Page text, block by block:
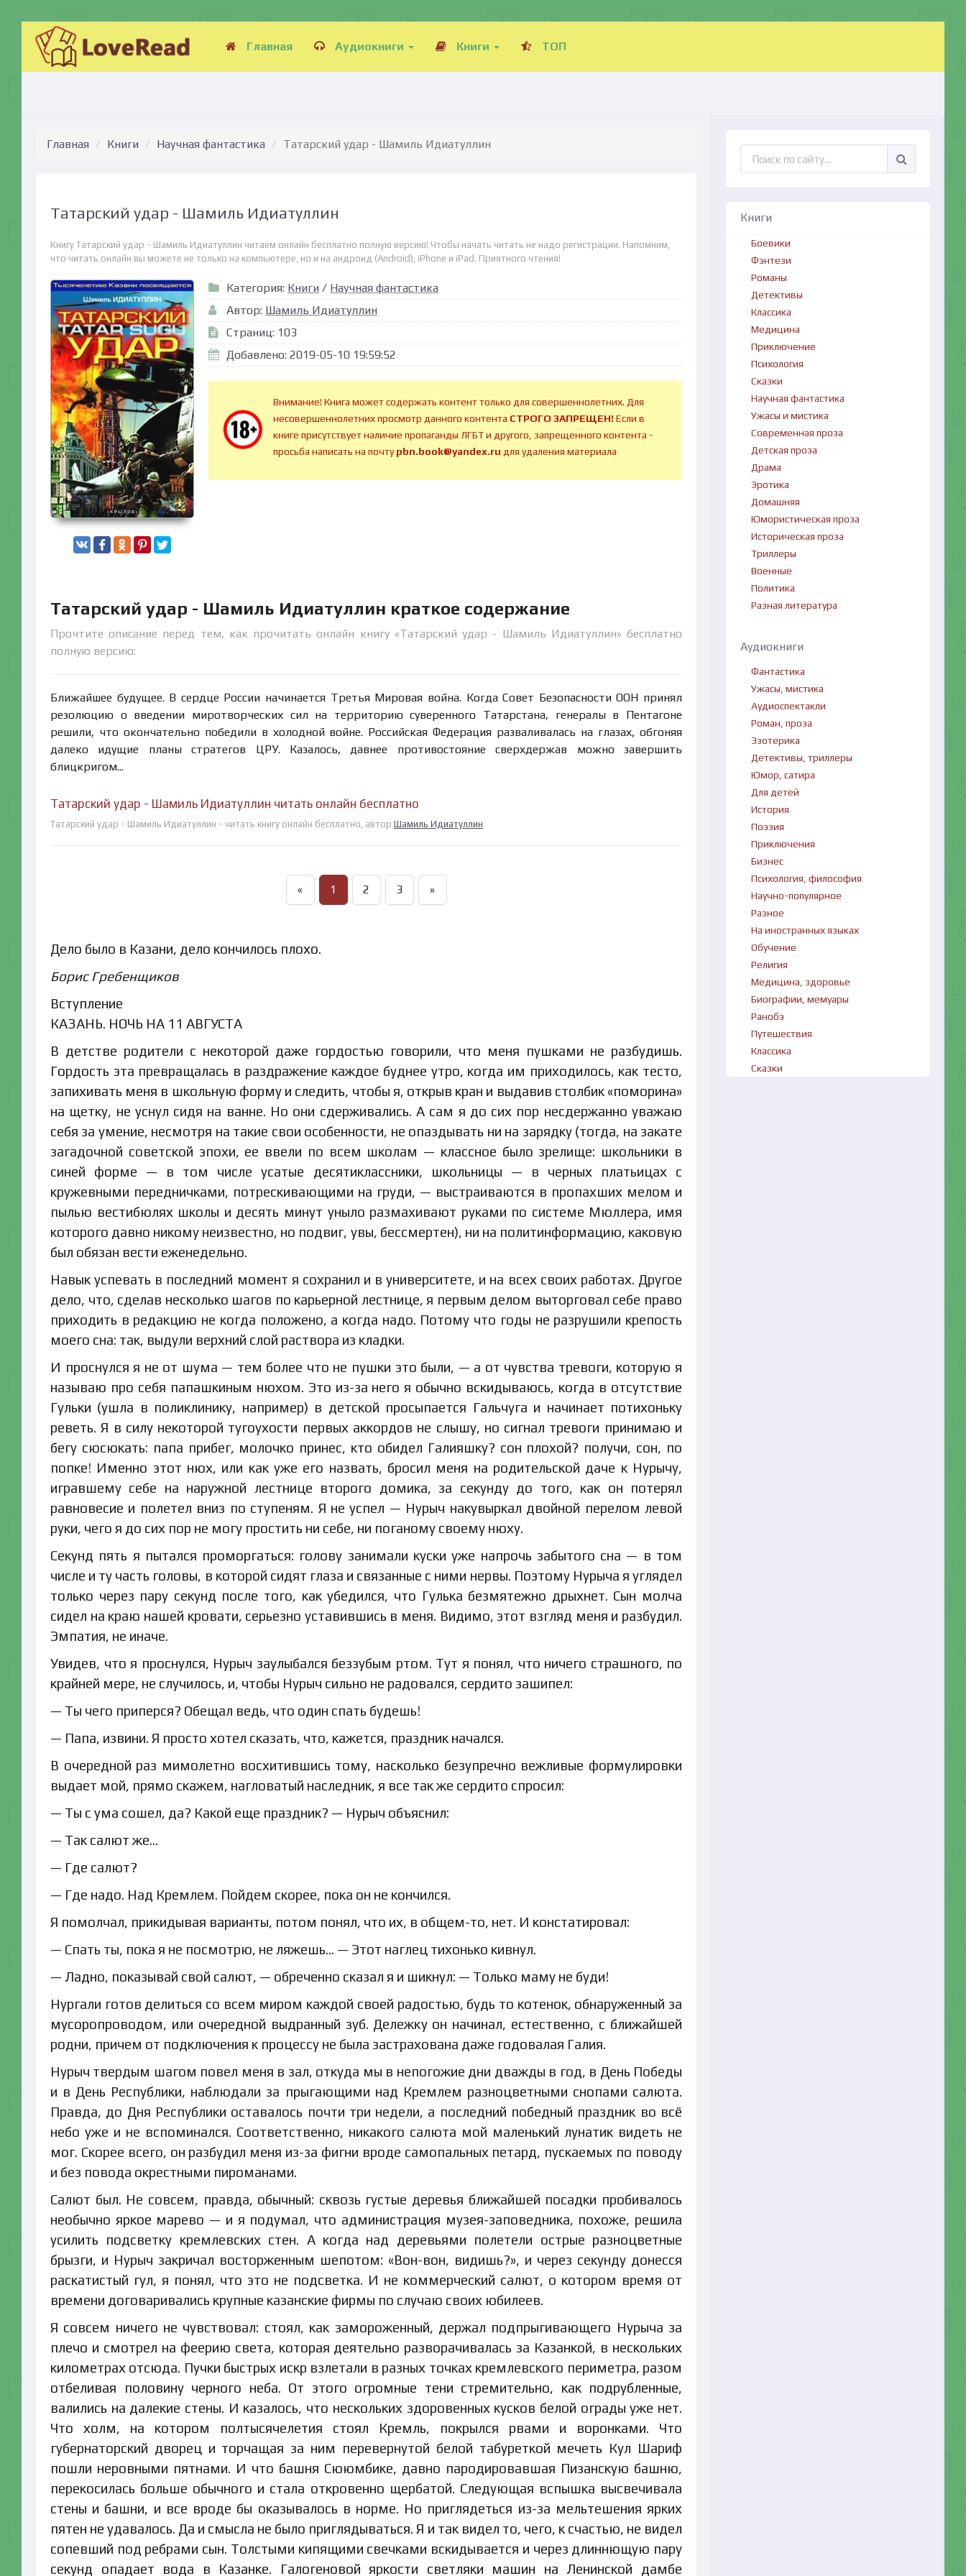
Главная Аудиокниги Книги ТОП
Главная Книги Научная фантастика Татарский удар - Шамиль Идиатуллин
Татарский удар - Шамиль Идиатуллин
Книгу Татарский удар - Шамиль Идиатуллин читаем онлайн бесплатно полную версию! Чтобы начать читать не надо регистрации. Напомним,
что читать онлайн вы можете не только на компьютере, но и на андроид (Android), iPhone и iPad. Приятного чтения!
Категория: Книги / Научная фантастика
Автор: Шамиль Идиатуллин
Страниц: 103
Добавлено: 2019-05-10 19:59:52
Внимание! Книга может содержать контент только для совершеннолетних. Для
несовершеннолетних просмотр данного контента СТРОГО ЗАПРЕЩЕН!Если в
книге присутствует наличие пропаганды ЛГБТ и другого, запрещенного контента -
просьба написать на почтуpbn.book@yandex.ru для удаления материала
Татарский удар - Шамиль Идиатуллин краткое содержание
Прочтите описание перед тем, как прочитать онлайн книгу «Татарский удар - Шамиль Идиатуллин» бесплатно
полную версию:
Ближайшее будущее. В сердце России начинается Третья Мировая война. Когда Совет Безопасности ООН принял
резолюцию о введении миротворческих сил на территорию суверенного Татарстана, генералы в Пентагоне
решили, что окончательно победили в холодной войне. Российская Федерация разваливалась на глазах, обгоняя
далеко идущие планы стратегов ЦРУ. Казалось, давнее противостояние сверхдержав можно завершить
блицкригом...
Татарский удар - Шамиль Идиатуллин читать онлайн бесплатно
Татарский удар - Шамиль Идиатуллин - читать книгу онлайн бесплатно, автор Шамиль Идиатуллин
« 1 2 3 »
Дело было в Казани, дело кончилось плохо.
Борис Гребенщиков
Вступление
КАЗАНЬ. НОЧЬ НА 11 АВГУСТА
В детстве родители с некоторой даже гордостью говорили, что меня пушками не разбудишь.
Гордость эта превращалась в раздражение каждое буднее утро, когда им приходилось, как тесто,
запихивать меня в школьную форму и следить, чтобы я, открыв кран и выдавив столбик «поморина»
на щетку, не уснул сидя на ванне. Но они сдерживались. А сам я до сих пор несдержанно уважаю
себя за умение, несмотря на такие свои особенности, не опаздывать ни на зарядку (тогда, на закате
загадочной советской эпохи, ее ввели по всем школам — классное было зрелище: школьники в
синей форме — в том числе усатые десятиклассники, школьницы — в черных платьицах с
кружевными передничками, потрескивающими на груди, — выстраиваются в пропахших мелом и
пылью вестибюлях школы и десять минут уныло размахивают руками по системе Мюллера, имя
которого давно никому неизвестно, но подвиг, увы, бессмертен), ни на политинформацию, каковую
был обязан вести еженедельно.
Навык успевать в последний момент я сохранил и в университете, и на всех своих работах. Другое
дело, что, сделав несколько шагов по карьерной лестнице, я первым делом выторговал себе право
приходить в редакцию не когда положено, а когда надо. Потому что годы не разрушили крепость
моего сна: так, выдули верхний слой раствора из кладки.
И проснулся я не от шума — тем более что не пушки это были, — а от чувства тревоги, которую я
называю про себя папашкиным нюхом. Это из-за него я обычно вскидываюсь, когда в отсутствие
Гульки (ушла в поликлинику, например) в детской просыпается Гальчуга и начинает потихоньку
реветь. Я в силу некоторой тугоухости первых аккордов не слышу, но сигнал тревоги принимаю и
бегу сюсюкать: папа прибег, молочко принес, кто обидел Галияшку? сон плохой? получи, сон, по
попке! Именно этот нюх, или как уже его назвать, бросил меня на родительской даче к Нурычу,
игравшему себе на наружной лестнице второго домика, за секунду до того, как он потерял
равновесие и полетел вниз по ступеням. Я не успел — Нурыч накувыркал двойной перелом левой
руки, чего я до сих пор не могу простить ни себе, ни поганому своему нюху.
Секунд пять я пытался проморгаться: голову занимали куски уже напрочь забытого сна — в том
числе и ту часть головы, в которой сидят глаза и связанные с ними нервы. Поэтому Нурыча я углядел
только через пару секунд после того, как убедился, что Гулька безмятежно дрыхнет. Сын молча
сидел на краю нашей кровати, серьезно уставившись в меня. Видимо, этот взгляд меня и разбудил.
Эмпатия, не иначе.
Увидев, что я проснулся, Нурыч заулыбался беззубым ртом. Тут я понял, что ничего страшного, по
крайней мере, не случилось, и, чтобы Нурыч сильно не радовался, сердито зашипел:
— Ты чего приперся? Обещал ведь, что один спать будешь!
— Папа, извини. Я просто хотел сказать, что, кажется, праздник начался.
В очередной раз мимолетно восхитившись тому, насколько безупречно вежливые формулировки
выдает мой, прямо скажем, нагловатый наследник, я все так же сердито спросил:
— Ты с ума сошел, да? Какой еще праздник? — Нурыч объяснил:
— Так салют же…
— Где салют?
— Где надо. Над Кремлем. Пойдем скорее, пока он не кончился.
Я помолчал, прикидывая варианты, потом понял, что их, в общем-то, нет. И констатировал:
— Спать ты, пока я не посмотрю, не ляжешь… — Этот наглец тихонько кивнул.
— Ладно, показывай свой салют, — обреченно сказал я и шикнул: — Только маму не буди!
Нургали готов делиться со всем миром каждой своей радостью, будь то котенок, обнаруженный за
мусоропроводом, или очередной выдранный зуб. Дележку он начинал, естественно, с ближайшей
родни, причем от подключения к процессу не была застрахована даже годовалая Галия.
Нурыч твердым шагом повел меня в зал, откуда мы в непогожие дни дважды в год, в День Победы
и в День Республики, наблюдали за прыгающими над Кремлем разноцветными снопами салюта.
Правда, до Дня Республики оставалось почти три недели, а последний победный праздник во всё
небо уже и не вспоминался. Соответственно, никакого салюта мой маленький лунатик видеть не
мог. Скорее всего, он разбудил меня из-за фигни вроде самопальных петард, пускаемых по поводу
и без повода окрестными пироманами.
Салют был. Не совсем, правда, обычный: сквозь густые деревья ближайшей посадки пробивалось
необычно яркое марево — и я подумал, что администрация музея-заповедника, похоже, решила
усилить подсветку кремлевских стен. А когда над деревьями полетели острые разноцветные
брызги, и Нурыч закричал восторженным шепотом: «Вон-вон, видишь?», и через секунду донесся
раскатистый гул, я понял, что это не подсветка. И не коммерческий салют, о котором время от
времени договаривались крупные казанские фирмы по случаю своих юбилеев.
Я совсем ничего не чувствовал: стоял, как замороженный, держал подпрыгивающего Нурыча за
плечо и смотрел на феерию света, которая деятельно разворачивалась за Казанкой, в нескольких
километрах отсюда. Пучки быстрых искр взлетали в разных точках кремлевского периметра, разом
отбеливая половину черного неба. От этого огромные тени стремительно, как подрубленные,
валились на далекие стены. И казалось, что нескольких здоровенных кусков белой ограды уже нет.
Что холм, на котором полтысячелетия стоял Кремль, покрылся рвами и воронками. Что
губернаторский дворец и торчащая за ним перевернутой белой табуреткой мечеть Кул Шариф
пошли неровными пятнами. И что башня Сююмбике, давно пародировавшая Пизанскую башню,
перекосилась больше обычного и стала откровенно щербатой. Следующая вспышка высвечивала
стены и башни, и все вроде бы оказывалось в норме. Но приглядеться из-за мельтешения ярких
пятен не удавалось. Да и смысла не было приглядываться. Я и так видел то, чего, к счастью, не видел
сопевший под ребрами сын. Толстыми кипящими свечками вскидывается и через длиннющую пару
секунд опадает вода в Казанке. Галогеновой яркости светляки машин на Ленинской дамбе
Книги
Боевики
Фэнтези
Романы
Детективы
Классика
Медицина
Приключение
Психология
Сказки
Научная фантастика
Ужасы и мистика
Современная проза
Детская проза
Драма
Эротика
Домашняя
Юмористическая проза
Историческая проза
Триллеры
Военные
Политика
Разная литература
Аудиокниги
Фантастика
Ужасы, мистика
Аудиоспектакли
Роман, проза
Эзотерика
Детективы, триллеры
Юмор, сатира
Для детей
История
Поэзия
Приключения
Бизнес
Психология, философия
Научно-популярное
Разное
На иностранных языках
Обучение
Религия
Медицина, здоровье
Биографии, мемуары
Ранобэ
Путешествия
Классика
Сказки